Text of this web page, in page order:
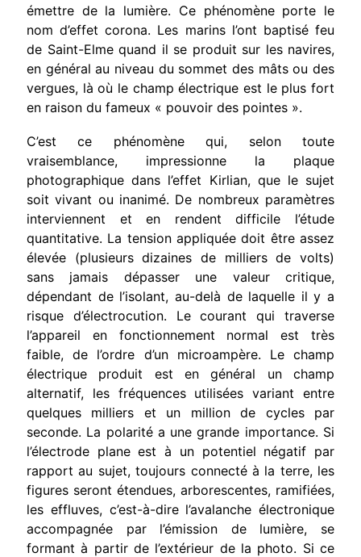
émettre de la lumière. Ce phénomène porte le
nom d’effet corona. Les marins l’ont baptisé feu
de Saint-Elme quand il se produit sur les navires,
en général au niveau du sommet des mâts ou des
vergues, là où le champ électrique est le plus fort
en raison du fameux « pouvoir des pointes ».
C’est ce phénomène qui, selon toute
vraisemblance, impressionne la plaque
photographique dans l’effet Kirlian, que le sujet
soit vivant ou inanimé. De nombreux paramètres
interviennent et en rendent difficile l’étude
quantitative. La tension appliquée doit être assez
éle­vée (plusieurs dizaines de milliers de volts)
sans jamais dépasser une valeur critique,
dépendant de l’isolant, au-delà de laquelle il y a
ris­que d’électrocution. Le courant qui traverse
l’appareil en fonction­nement normal est très
faible, de l’ordre d’un microampère. Le champ
électrique produit est en général un champ
alternatif, les fréquences utilisées variant entre
quelques milliers et un million de cycles par
seconde. La polarité a une grande importance. Si
l’élec­trode plane est à un potentiel négatif par
rapport au sujet, toujours connecté à la terre, les
figures seront étendues, arborescentes, rami­fiées,
les effluves, c’est-à-dire l’avalanche électronique
accompagnée par l’émission de lumière, se
formant à partir de l’extérieur de la photo. Si ce